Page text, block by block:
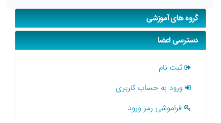
گروه های آموزشی
دسترسی اعضا
ثبت نام
ورود به حساب کاربری
فراموشی رمز ورود